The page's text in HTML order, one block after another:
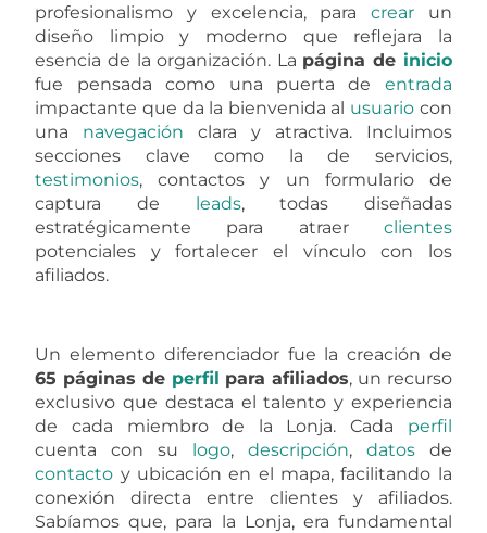
profesionalismo y excelencia, para crearun
diseño limpio y moderno que reflejara la
esencia de la organización. La página de inicio
fue pensada como una puerta de entrada
impactante que da la bienvenida al usuario con
una navegación clara y atractiva. Incluimos
secciones clave como la de servicios,
testimonios, contactos y un formulario de
captura de leads, todas diseñadas
estratégicamente para atraer clientes
potenciales y fortalecer el vínculo con los
afiliados.
Un elemento diferenciador fue la creación de
65 páginas de perfil para afiliados, un recurso
exclusivo que destaca el talento y experiencia
de cada miembro de la Lonja. Cada perfil
cuenta con su logo, descripción, datosde
contacto y ubicación en el mapa, facilitando la
conexión directa entre clientes y afiliados.
Sabíamos que, para la Lonja, era fundamental